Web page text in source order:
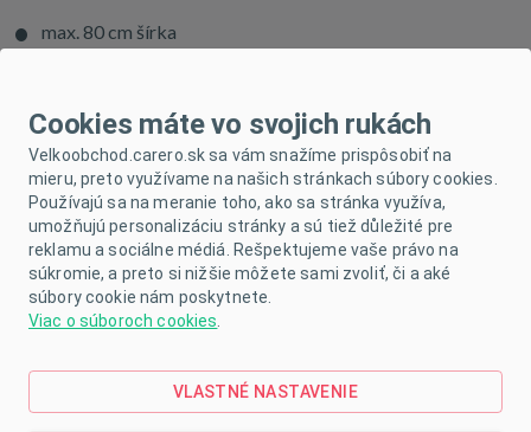
max. 80 cm šírka
max. 200 cm dlžka
Základom správneho balenia je pevný, nepoškodený a najlepšie
nový kartón. Akýkoľvek tovar vo vnútri kartónu je potrebné
naozaj dobre zafixovať, aby sa nemohol pohnúť do
akéhokoľvek smeru a poškodiť sa. Dôležité je myslieť aj na to,
aby sa pri prevoze nepoškodil. Ak bude prepravná spoločnosť
účtovať dodatočné náklady vo výške 10 € za spätne zabalenú
zásilku, tato čiastka bude následne účtovaná zákazníkovi.
Cookies máte vo svojich rukách
Velkoobchod.carero.sk sa vám snažíme prispôsobiť na
mieru, preto využívame na našich stránkach súbory cookies.
Používajú sa na meranie toho, ako sa stránka využíva,
umožňujú personalizáciu stránky a sú tiež důležité pre
reklamu a sociálne médiá. Rešpektujeme vaše právo na
súkromie, a preto si nižšie môžete sami zvoliť, či a aké
súbory cookie nám poskytnete.
Viac o súboroch cookies
VLASTNÉ NASTAVENIE